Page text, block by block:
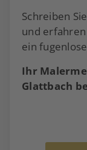
Schreiben
und
ein
Ihr
Glattbach